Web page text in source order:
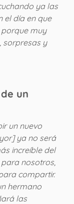
ya las
el día en que
muy
sorpresas y
un
un nuevo
ya no será
increíble del
nosotros,
compartir.
hermano
las